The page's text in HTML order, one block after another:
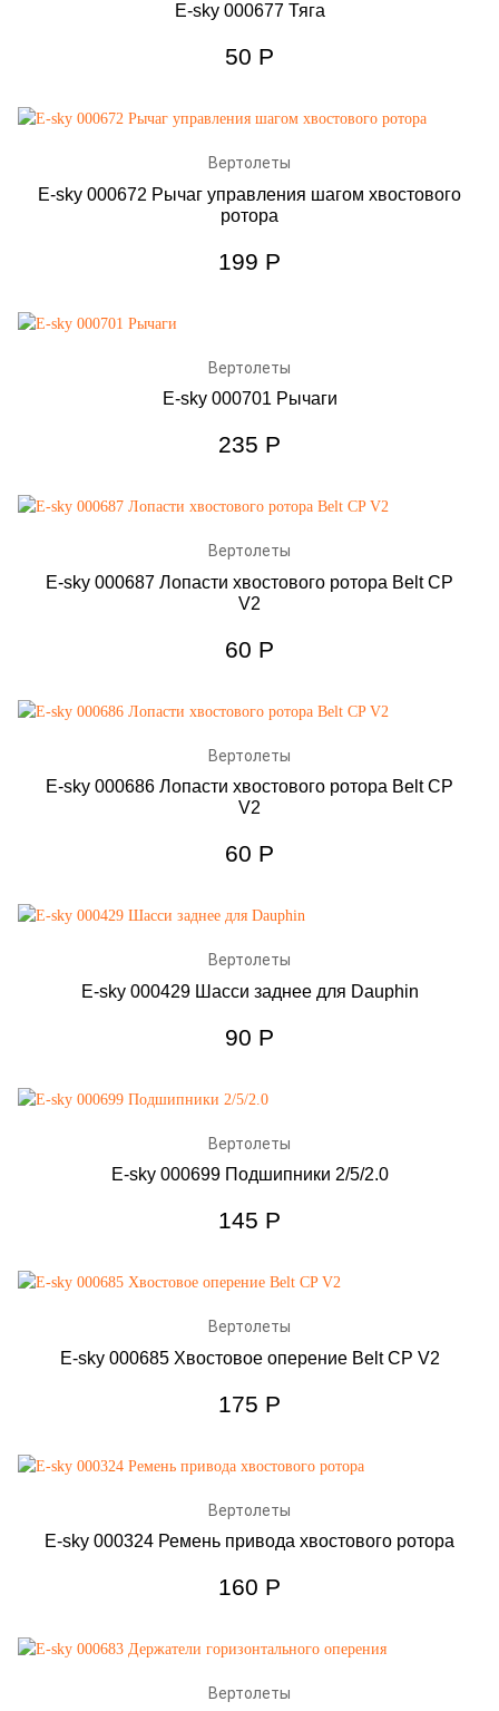
E-sky 000677 Тяга
50 Р
Вертолеты
E-sky 000672 Рычаг управления шагом хвостового
ротора
199 Р
Вертолеты
E-sky 000701 Рычаги
235 Р
Вертолеты
E-sky 000687 Лопасти хвостового ротора Belt CP
V2
60 Р
Вертолеты
E-sky 000686 Лопасти хвостового ротора Belt CP
V2
60 Р
Вертолеты
E-sky 000429 Шасси заднее для Dauphin
90 Р
Вертолеты
E-sky 000699 Подшипники 2/5/2.0
145 Р
Вертолеты
E-sky 000685 Хвостовое оперение Belt CP V2
175 Р
Вертолеты
E-sky 000324 Ремень привода хвостового ротора
160 Р
Вертолеты